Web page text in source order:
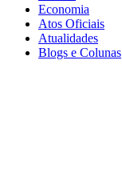
Economia
Atos Oficiais
Atualidades
Blogs e Colunas